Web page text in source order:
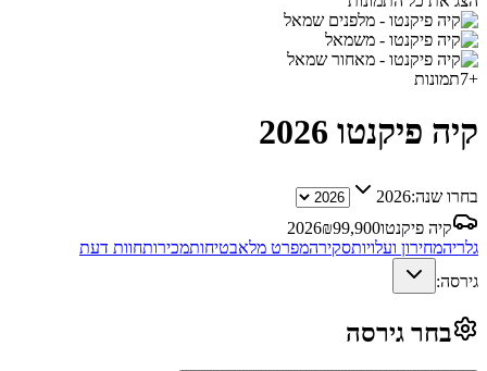
+
7תמונות
קיה פיקנטו 2026
בחרו שנה:2026
קיה פיקנטו
2026₪99,900
גלריהמחירון ועלויותסקירהמפרט מלאבטיחותמכירותחוות דעת
גירסה:
בחר גירסה